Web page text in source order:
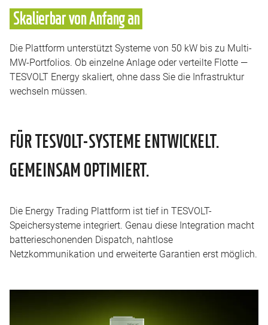
Skalierbar von Anfang an
Die Plattform unterstützt Systeme von 50 kW bis zu Multi-
MW-Portfolios. Ob einzelne Anlage oder verteilte Flotte —
TESVOLT Energy skaliert, ohne dass Sie die Infrastruktur
wechseln müssen.
FÜR TESVOLT-SYSTEME ENTWICKELT.
GEMEINSAM OPTIMIERT.
Die Energy Trading Plattform ist tief in TESVOLT-
Speichersysteme integriert. Genau diese Integration macht
batterieschonenden Dispatch, nahtlose
Netzkommunikation und erweiterte Garantien erst möglich.